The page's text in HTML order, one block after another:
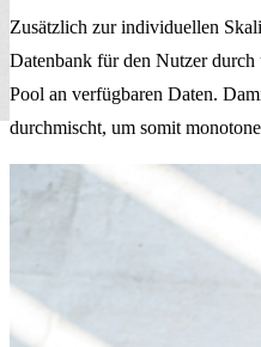
Zusätzlich zur individuellen
Datenbank für den Nutzer durch
Pool an verfügbaren Daten.
durchmischt, um somit